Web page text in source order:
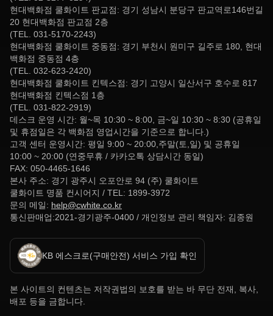
현대백화점 쿨화이트 판교점: 경기 성남시 분당구 판교역로146번길
20 현대백화점 판교점 2층
(TEL. 031-5170-2243)
현대백화점 쿨화이트 중동점: 경기 부천시 원미구 길주로 180, 현대
백화점 중동점 4층
(TEL. 032-623-2420)
현대백화점 쿨화이트 킨텍스점: 경기 고양시 일산서구 호수로 817
현대백화점 킨텍스점 1층
(TEL. 031-822-2919)
데스크 운영 시간: 월~목 10:30 ~ 8:00, 금~일 10:30 ~ 8:30 (공휴일
및 휴점일은 각 백화점 영업시간을 기준으로 합니다.)
고객 센터 운영시간: 평일 9:00 ~ 20:00,주말(토,일) 및 공휴일
10:00 ~ 20:00 (연중무휴 / 카카오톡 상담시간 동일)
FAX: 050-4465-1646
본사 주소: 경기 광주시 오포안로 94 (주) 쿨화이트
쿨화이트 명품 컨시어지 / TEL: 1899-3972
문의 메일: help@cwhite.co.kr
통신판매업:2021-경기광주-0400 / 개인정보 관리 책임자: 김종원
KB 에스크로(구매안전) 서비스 가입 확인
본 사이트의 컨텐츠는 저작권법의 보호를 받는 바 무단 전재, 복사,
배포 등을 금합니다.